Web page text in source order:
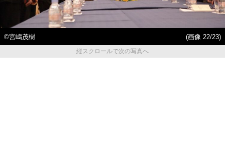
©宮嶋茂樹
(画像 22/23)
縦スクロールで次の写真へ